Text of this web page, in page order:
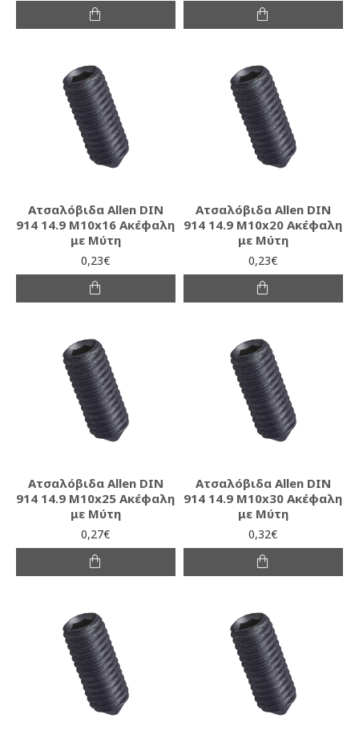
Ατσαλόβιδα Allen DIN
914 14.9 M10x16 Ακέφαλη
με Μύτη
0,23€
Ατσαλόβιδα Allen DIN
914 14.9 M10x20 Ακέφαλη
με Μύτη
0,23€
Ατσαλόβιδα Allen DIN
914 14.9 M10x25 Ακέφαλη
με Μύτη
0,27€
Ατσαλόβιδα Allen DIN
914 14.9 M10x30 Ακέφαλη
με Μύτη
0,32€